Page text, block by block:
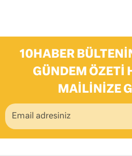
10HABER
GÜNDEM ÖZETI
MAILINIZE